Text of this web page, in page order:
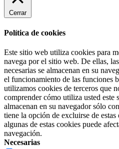
Cerrar
Política de cookies
Este sitio web utiliza cookies para
navega por el sitio web. De ellas,
necesarias se almacenan en su
el funcionamiento de las funciones
utilizamos cookies de terceros que
comprender cómo utiliza usted este
almacenan en su navegador sólo
tiene la opción de excluirse de
algunas de estas cookies puede
navegación.
Necesarias